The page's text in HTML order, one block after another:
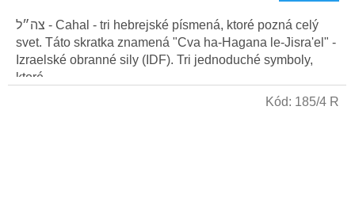
5,0
z
5
hviezdičiek.
צה״ל - Cahal - tri hebrejské písmená, ktoré pozná celý
svet. Táto skratka znamená "Cva ha-Hagana le-Jisra'el" -
Izraelské obranné sily (IDF). Tri jednoduché symboly,
ktoré...
Kód: 185/4 R